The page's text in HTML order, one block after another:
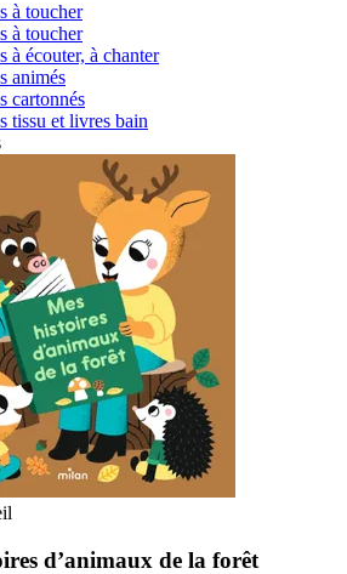
à toucher
à toucher
à écouter, à chanter
animés
cartonnés
tissu et livres bain
d’animaux de la forêt